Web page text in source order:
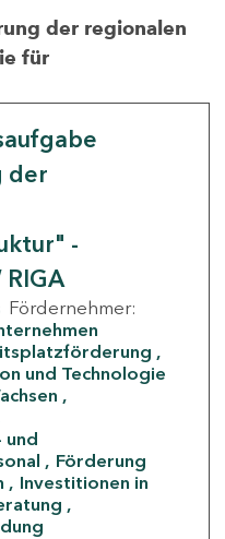
der regionalen
für
der
-
Fördernehmer:
und Technologie
und
Förderung
Investitionen in